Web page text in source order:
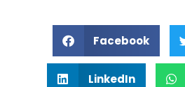
Facebook
LinkedIn